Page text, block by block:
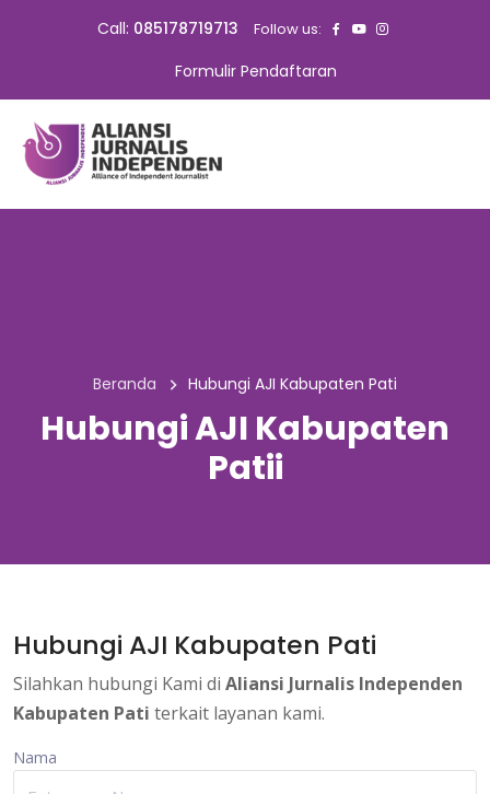
Call: 085178719713 Follow us:
Formulir Pendaftaran
Beranda Hubungi AJI Kabupaten Pati
Hubungi AJI Kabupaten
Patii
Hubungi AJI Kabupaten Pati
Silahkan hubungi Kami di Aliansi Jurnalis Independen
Kabupaten Pati terkait layanan kami.
Nama